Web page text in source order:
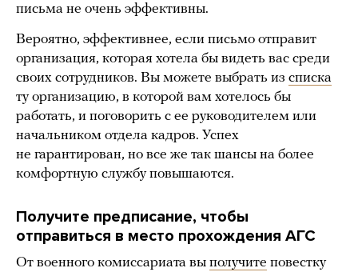
письма не очень эффективны.
Вероятно, эффективнее, если письмо отправит
организация, которая хотела бы видеть вас среди
своих сотрудников. Вы можете выбрать из списка
ту организацию, в которой вам хотелось бы
работать, и поговорить с ее руководителем или
начальником отдела кадров. Успех
не гарантирован, но все же так шансы на более
комфортную службу повышаются.
Получите предписание, чтобы
отправиться в место прохождения АГС
От военного комиссариата вы получите повестку